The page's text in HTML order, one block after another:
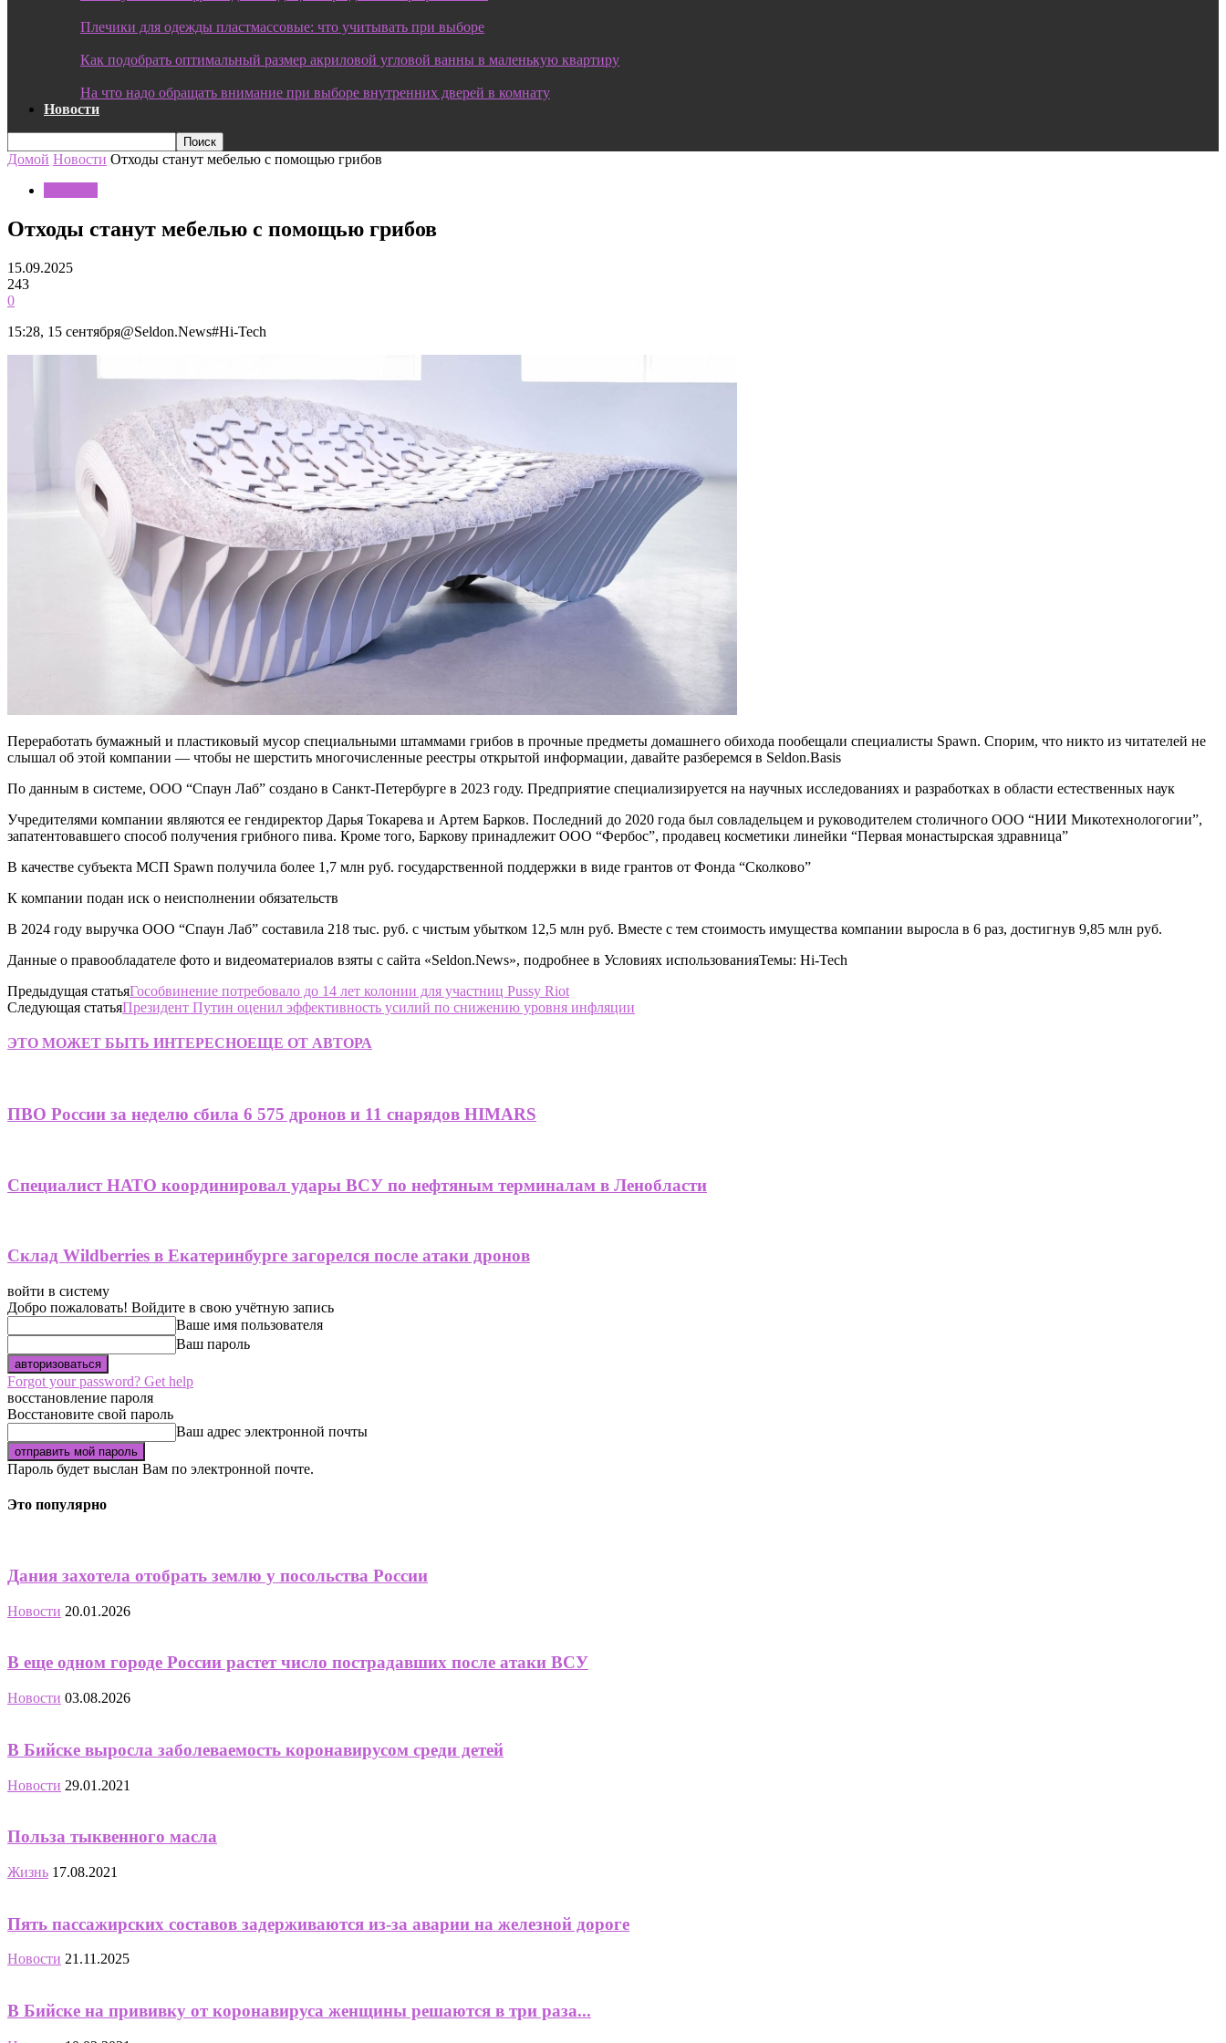
Плечики для одежды пластмассовые: что учитывать при выборе
Как подобрать оптимальный размер акриловой угловой ванны в маленькую квартиру
На что надо обращать внимание при выборе внутренних дверей в комнату
Новости
Домой Новости Отходы станут мебелью с помощью грибов
Отходы станут мебелью с помощью грибов
15.09.2025
243
0
15:28, 15 сентября@Seldon.News#Hi-Tech
Переработать бумажный и пластиковый мусор специальными штаммами грибов в прочные предметы домашнего обихода пообещали специалисты Spawn. Спорим, что никто из читателей не
слышал об этой компании — чтобы не шерстить многочисленные реестры открытой информации, давайте разберемся в Seldon.Basis
По данным в системе, ООО “Спаун Лаб” создано в Санкт-Петербурге в 2023 году. Предприятие специализируется на научных исследованиях и разработках в области естественных наук
Учредителями компании являются ее гендиректор Дарья Токарева и Артем Барков. Последний до 2020 года был совладельцем и руководителем столичного ООО “НИИ Микотехнологогии”,
запатентовавшего способ получения грибного пива. Кроме того, Баркову принадлежит ООО “Фербос”, продавец косметики линейки “Первая монастырская здравница”
В качестве субъекта МСП Spawn получила более 1,7 млн руб. государственной поддержки в виде грантов от Фонда “Сколково”
К компании подан иск о неисполнении обязательств
В 2024 году выручка ООО “Спаун Лаб” составила 218 тыс. руб. с чистым убытком 12,5 млн руб. Вместе с тем стоимость имущества компании выросла в 6 раз, достигнув 9,85 млн руб.
Данные о правообладателе фото и видеоматериалов взяты с сайта «Seldon.News», подробнее в Условиях использованияТемы: Hi-Tech
Предыдущая статьяГособвинение потребовало до 14 лет колонии для участниц Pussy Riot
Следующая статьяПрезидент Путин оценил эффективность усилий по снижению уровня инфляции
ЭТО МОЖЕТ БЫТЬ ИНТЕРЕСНОЕЩЕ ОТ АВТОРА
ПВО России за неделю сбила 6 575 дронов и 11 снарядов HIMARS
Специалист НАТО координировал удары ВСУ по нефтяным терминалам в Ленобласти
Склад Wildberries в Екатеринбурге загорелся после атаки дронов
войти в систему
Добро пожаловать! Войдите в свою учётную запись
Ваше имя пользователя
Ваш пароль
Forgot your password? Get help
восстановление пароля
Восстановите свой пароль
Ваш адрес электронной почты
Пароль будет выслан Вам по электронной почте.
Это популярно
Дания захотела отобрать землю у посольства России
Новости 20.01.2026
В еще одном городе России растет число пострадавших после атаки ВСУ
Новости 03.08.2026
В Бийске выросла заболеваемость коронавирусом среди детей
Новости 29.01.2021
Польза тыквенного масла
Жизнь 17.08.2021
Пять пассажирских составов задерживаются из-за аварии на железной дороге
Новости 21.11.2025
В Бийске на прививку от коронавируса женщины решаются в три раза...